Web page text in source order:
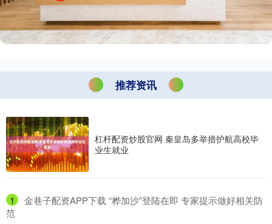
推荐资讯
杠杆配资炒股官网 秦皇岛多举措护航高校毕
业生就业
1
​金巷子配资APP下载 “桦加沙”登陆在即 专家提示做好相关防
范